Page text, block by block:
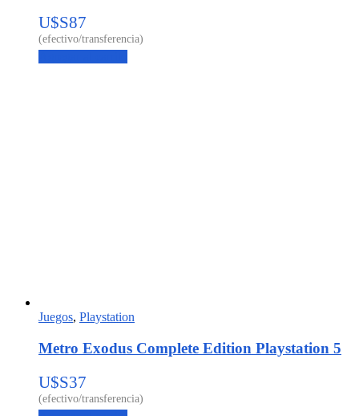
U$S87
Juegos, Playstation
Metro Exodus Complete Edition Playstation 5
U$S37